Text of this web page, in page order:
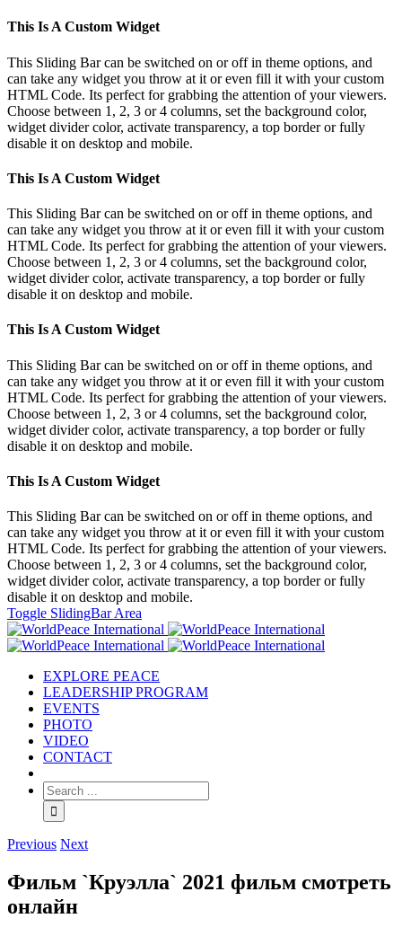
This Is A Custom Widget
This Sliding Bar can be switched on or off in theme options, and
can take any widget you throw at it or even fill it with your custom
HTML Code. Its perfect for grabbing the attention of your viewers.
Choose between 1, 2, 3 or 4 columns, set the background color,
widget divider color, activate transparency, a top border or fully
disable it on desktop and mobile.
This Is A Custom Widget
This Sliding Bar can be switched on or off in theme options, and
can take any widget you throw at it or even fill it with your custom
HTML Code. Its perfect for grabbing the attention of your viewers.
Choose between 1, 2, 3 or 4 columns, set the background color,
widget divider color, activate transparency, a top border or fully
disable it on desktop and mobile.
This Is A Custom Widget
This Sliding Bar can be switched on or off in theme options, and
can take any widget you throw at it or even fill it with your custom
HTML Code. Its perfect for grabbing the attention of your viewers.
Choose between 1, 2, 3 or 4 columns, set the background color,
widget divider color, activate transparency, a top border or fully
disable it on desktop and mobile.
This Is A Custom Widget
This Sliding Bar can be switched on or off in theme options, and
can take any widget you throw at it or even fill it with your custom
HTML Code. Its perfect for grabbing the attention of your viewers.
Choose between 1, 2, 3 or 4 columns, set the background color,
widget divider color, activate transparency, a top border or fully
disable it on desktop and mobile.
Toggle SlidingBar Area
EXPLORE PEACE
LEADERSHIP PROGRAM
EVENTS
PHOTO
VIDEO
CONTACT
Previous Next
Фильм `Круэлла` 2021 фильм cмотреть
онлайн